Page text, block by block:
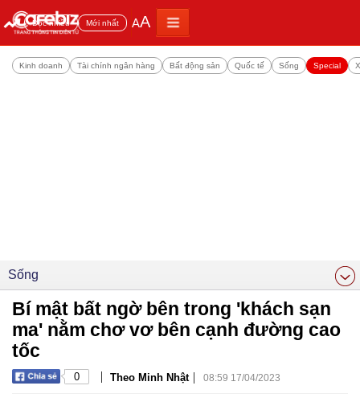
Đọc nhiều Mới nhất AA
Kinh doanh Tài chính ngân hàng Bất động sản Quốc tế Sống Special
Sống
Bí mật bất ngờ bên trong 'khách sạn
ma' nằm chơ vơ bên cạnh đường cao
tốc
0 | Theo Minh Nhật | 08:59 17/04/2023